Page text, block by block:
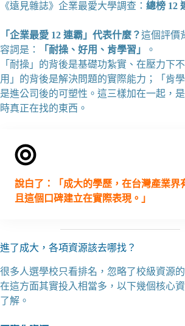
《遠見雜誌》企業最愛大學調查： 總榜 12
「企業最愛 12 連霸」代表什麼？這個評價
容詞是：
「耐操、好用、肯學習」
。
「耐操」的背後是基礎功紮實、在壓力下
用」的背後是解決問題的實際能力；「肯
是進公司後的可塑性。這三樣加在一起，
時真正在找的東西。
說白了：「成大的學歷，在台灣產業界
且這個口碑建立在實際表現。」
進了成大，各項資源該去哪找？
很多人選學校只看排名，忽略了校級資源
在這方面其實投入相當多，以下幾個核心
了解。